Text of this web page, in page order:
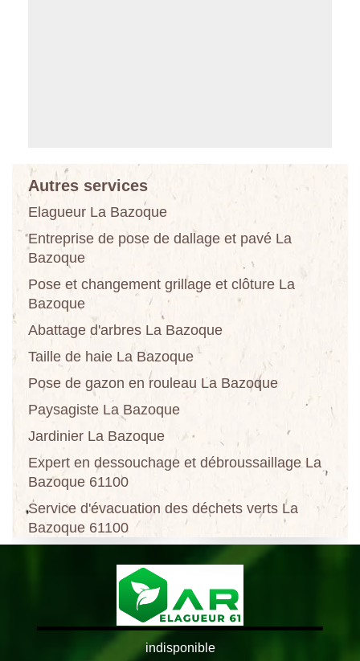
Autres services
Elagueur La Bazoque
Entreprise de pose de dallage et pavé La
Bazoque
Pose et changement grillage et clôture La
Bazoque
Abattage d'arbres La Bazoque
Taille de haie La Bazoque
Pose de gazon en rouleau La Bazoque
Paysagiste La Bazoque
Jardinier La Bazoque
Expert en dessouchage et débroussaillage La
Bazoque 61100
Service d'évacuation des déchets verts La
Bazoque 61100
indisponible